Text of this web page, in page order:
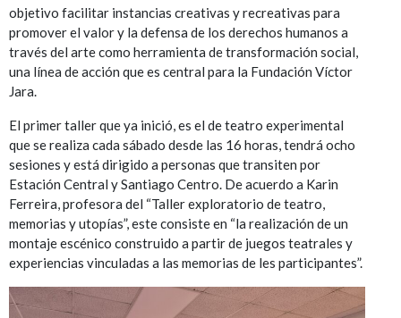
objetivo facilitar instancias creativas y recreativas para
promover el valor y la defensa de los derechos humanos a
través del arte como herramienta de transformación social,
una línea de acción que es central para la Fundación Víctor
Jara.
El primer taller que ya inició, es el de teatro experimental
que se realiza cada sábado desde las 16 horas, tendrá ocho
sesiones y está dirigido a personas que transiten por
Estación Central y Santiago Centro. De acuerdo a Karin
Ferreira, profesora del “Taller exploratorio de teatro,
memorias y utopías”, este consiste en “la realización de un
montaje escénico construido a partir de juegos teatrales y
experiencias vinculadas a las memorias de les participantes”.